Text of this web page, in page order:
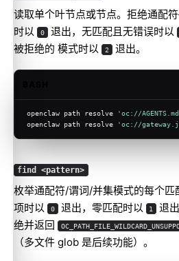
读取单个叶节点或节点。拒绝通配
时以
0 退出，无匹配且无错误时以
被拒绝的 模式时以
2 退出。
openclaw path resolve 'oc://
openclaw path resolve
'oc://
find <pattern>
枚举通配符/谓词/并集模式的每个
项时以
0 退出，零匹配时以 1
退
绝并返回
（多文件 glob 是后续功能）。